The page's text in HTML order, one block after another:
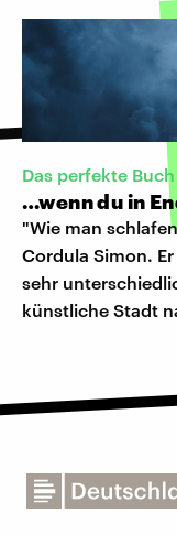
Das perfekte
…wenn du in
"Wie man
Cordula Simon.
sehr
künstliche Stadt